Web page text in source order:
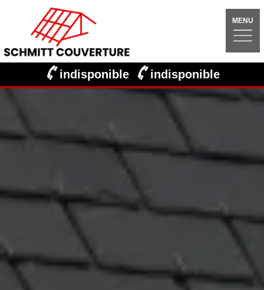
MENU
indisponible indisponible